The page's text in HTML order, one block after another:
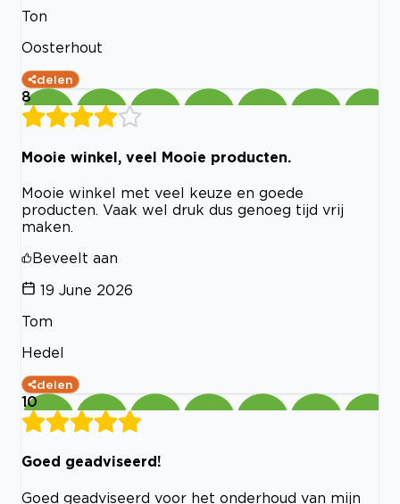
Ton
Oosterhout
delen
8
Mooie winkel, veel Mooie producten.
Mooie winkel met veel keuze en goede
producten. Vaak wel druk dus genoeg tijd vrij
maken.
Beveelt aan
19 June 2026
Tom
Hedel
delen
10
Goed geadviseerd!
Goed geadviseerd voor het onderhoud van mijn